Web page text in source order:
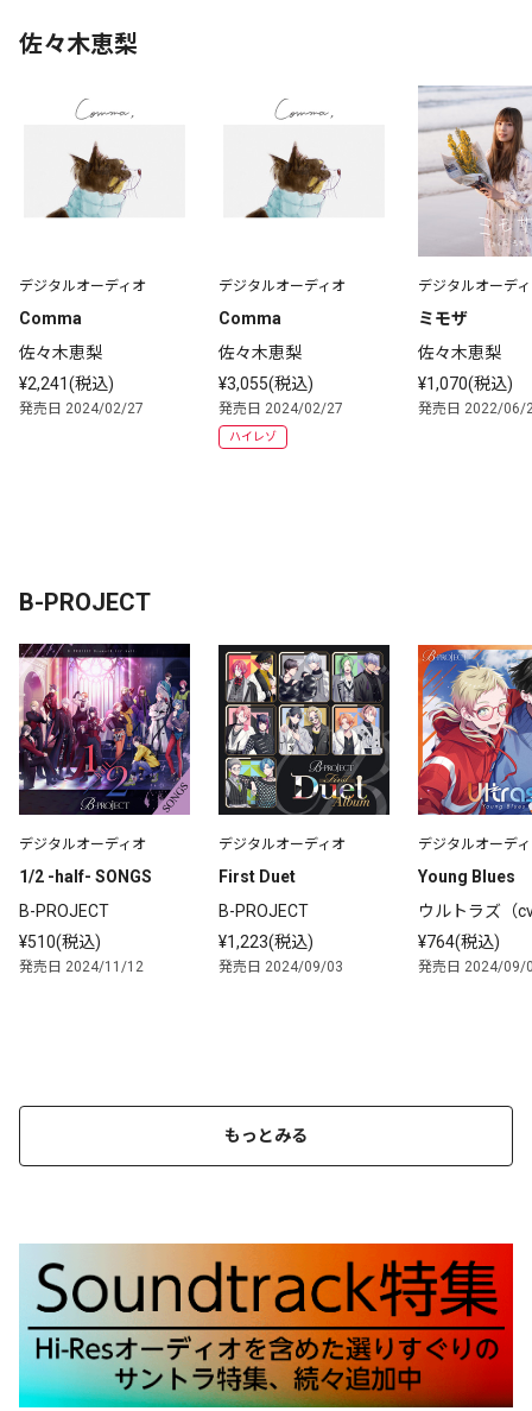
佐々木恵梨
デジタルオーディオ
Comma
佐々木恵梨
¥2,241(税込)
発売日 2024/02/27
デジタルオーディオ
Comma
佐々木恵梨
¥3,055(税込)
発売日 2024/02/27
ハイレゾ
デジタルオーデ
ミモザ
佐々木恵梨
¥1,070(税込)
発売日 2022/06/
B-PROJECT
デジタルオーディオ
1/2 -half- SONGS
B-PROJECT
¥510(税込)
発売日 2024/11/12
デジタルオーディオ
First Duet
B-PROJECT
¥1,223(税込)
発売日 2024/09/03
デジタルオーデ
Young Blues
ウルトラズ（
祐、伊東健人
¥764(税込)
発売日 2024/09/
もっとみる